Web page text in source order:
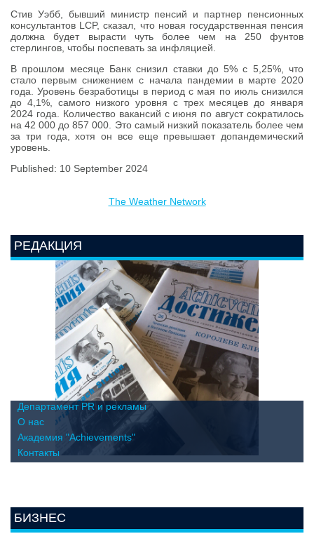
Стив Уэбб, бывший министр пенсий и партнер пенсионных
консультантов LCP, сказал, что новая государственная пенсия
должна будет вырасти чуть более чем на 250 фунтов
стерлингов, чтобы поспевать за инфляцией.
В прошлом месяце Банк снизил ставки до 5% с 5,25%, что
стало первым снижением с начала пандемии в марте 2020
года. Уровень безработицы в период с мая по июль снизился
до 4,1%, самого низкого уровня с трех месяцев до января
2024 года. Количество вакансий с июня по август сократилось
на 42 000 до 857 000. Это самый низкий показатель более чем
за три года, хотя он все еще превышает допандемический
уровень.
Published: 10 September 2024
The Weather Network
РЕДАКЦИЯ
Департамент PR и рекламы
О нас
Академия "Achievements"
Контакты
БИЗНЕС